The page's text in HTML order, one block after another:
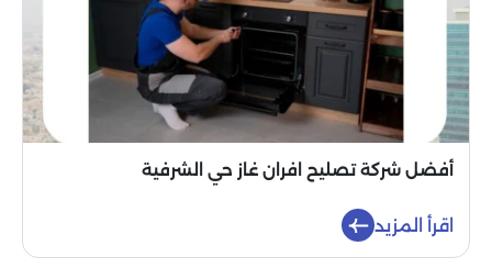
أفضل شركة تصليح افران غاز حي الشرفية
اقرأ المزيد